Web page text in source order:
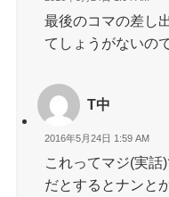
最後のコマの差し
てしょうがないの
T中
2016年5月24日 1:59 AM
これってマジ(実話
だとするとナンと